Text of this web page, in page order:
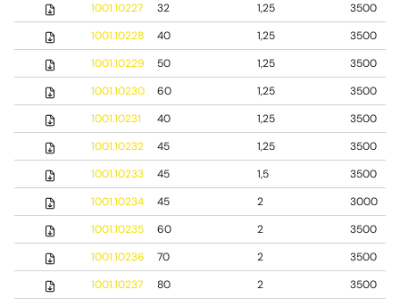
1001.10227
32 1,25
3500
1001.10228
40 1,25
3500
1001.10229
50 1,25
3500
1001.10230
60 1,25
3500
1001.10231
40 1,25
3500
1001.10232
45 1,25
3500
1001.10233
45 1,5
3500
1001.10234
45 2
3000
1001.10235
60 2
3500
1001.10236
70 2
3500
1001.10237
80 2
3500